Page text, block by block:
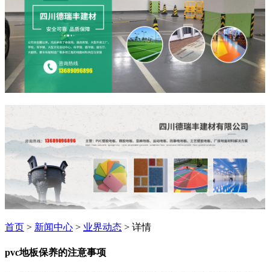
首页 > 新闻中心 > 业界动态 > 详情
pvc地板保养的注意事项